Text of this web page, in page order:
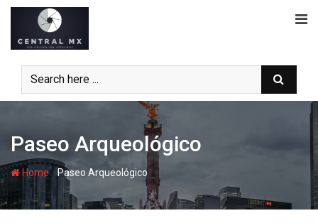
Skip
content
Paseo Arqueológico
Home-Paseo Arqueológico